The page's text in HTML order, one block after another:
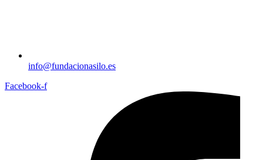
info@fundacionasilo.es
Facebook-f